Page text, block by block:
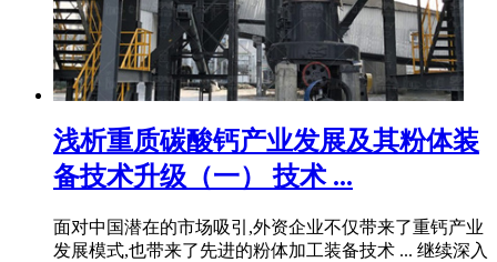
浅析重质碳酸钙产业发展及其粉体装
备技术升级（一） 技术 ...
面对中国潜在的市场吸引,外资企业不仅带来了重钙产业
发展模式,也带来了先进的粉体加工装备技术 ... 继续深入